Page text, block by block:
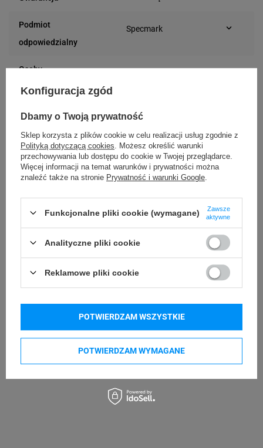
Podmiot
odpowiedzialny
Specmark
Osoby
odpowiedzialne
telefon: 730811399
e-mail: gspr@ptmb.pl
Kompatybilne urządzenia
Godex RT700 Godex RT700i
Godex RT730 Godex RT863i
Godex ZX1200i Godex ZX1300i
Godex G530 Godex DT4x
Kupowane razem
Konfiguracja zgód
Dbamy o Twoją prywatność
Sklep korzysta z plików cookie w celu realizacji usług zgodnie z
Polityką dotyczącą cookies . Możesz określić warunki
przechowywania lub dostępu do cookie w Twojej przeglądarce.
Więcej informacji na temat warunków i prywatności można
znaleźć także na stronie Prywatność i warunki Google
Funkcjonalne pliki cookie (wymagane)
Zawsze
aktywne
Analityczne pliki cookie
Reklamowe pliki cookie
POTWIERDZAM WYMAGANE
POTWIERDZAM WSZYSTKIE